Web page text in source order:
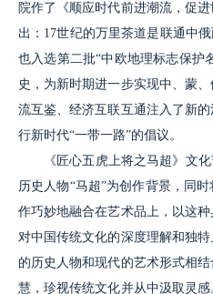
院作了《顺应时代前进潮流，促
出：17世纪的万里茶道是联通中
也入选第二批“中欧地理标志保护
史，为新时期进一步实现中、蒙
流互鉴、经济互联互通注入了新
行新时代“一带一路”的倡议。
《匠心五虎上将之马超》文
历史人物“马超”为创作背景，同
作巧妙地融合在艺术品上，以这
对中国传统文化的深度理解和独
的历史人物和现代的艺术形式相
慧，珍视传统文化并从中汲取灵